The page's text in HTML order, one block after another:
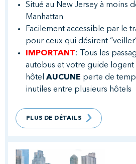
Situé au New Jersey à moins
Manhattan
Facilement accessible par le
pour ceux qui désirent
IMPORTANT: Tous les
autobus et votre guide logent
hôtel AUCUNE perte de
inutiles entre plusieurs hôtels
PLUS DE DÉTAILS